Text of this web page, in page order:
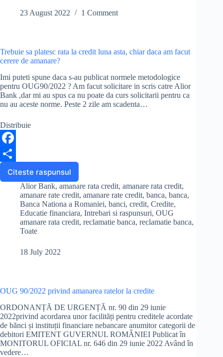
poprire
pot
sa
23 August 2022 1 Comment
Trebuie sa platesc rata la credit luna asta, chiar daca am facut
cerere de amanare?
Imi puteti spune daca s-au publicat normele metodologice
pentru OUG90/2022 ? Am facut solicitare in scris catre Alior
Bank ,dar mi au spus ca nu poate da curs solicitarii pentru ca
nu au aceste norme. Peste 2 zile am scadenta…
Distribuie
F
Citeste raspunsul
Trebuie
sa
platesc
rata
la
credit
chiar
cerere
amanare?
Alior Bank, amanare rata credit, amanare rata credit,
amanare rate credit, amanare rate credit, banca, banca,
Banca Nationa a Romaniei, banci, credit, Credite,
Educatie financiara, Intrebari si raspunsuri, OUG
amanare rata credit, reclamatie banca, reclamatie banca,
Toate
18 July 2022
OUG 90/2022 privind amanarea ratelor la credite
ORDONANȚĂ DE URGENȚĂ nr. 90 din 29 iunie
2022privind acordarea unor facilități pentru creditele acordate
de bănci și instituții financiare nebancare anumitor categorii de
debitori EMITENT GUVERNUL ROMÂNIEI Publicat în
MONITORUL OFICIAL nr. 646 din 29 iunie 2022 Având în
vedere…